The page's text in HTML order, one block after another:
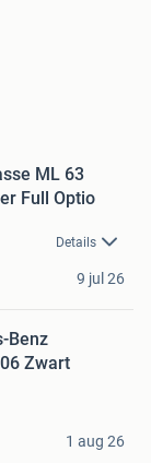
ML 63
Full Optio
Details
9 jul 26
Benz
Zwart
1 aug 26